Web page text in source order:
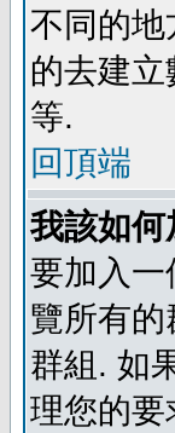
不同的
的去建
等.
回頂端
我該如
要加入
覽所有
群組. 如
理您的